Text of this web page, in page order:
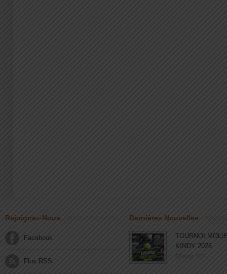
Rejoignez-Nous
Facebook
Flux RSS
Dernières Nouvelles
TOURNOI
KINDY 2026
03 août 2026